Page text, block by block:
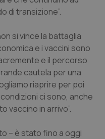
Ulcerosa
neurodegenerative
di transizione”.
si vince la battaglia
e i vaccini sono
e il percorso
cautela per una
riaprire per poi
ci sono, anche
vaccino in arrivo”.
– è stato fino a oggi